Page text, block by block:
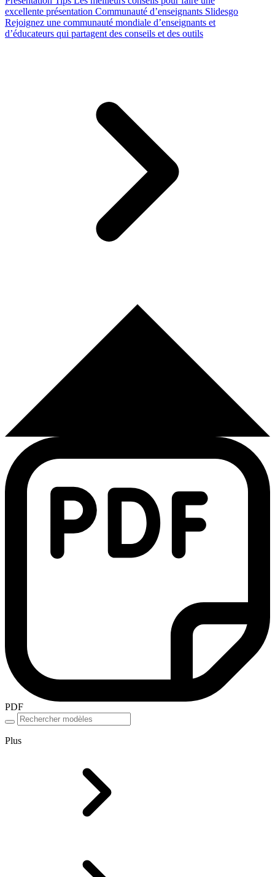
excellente présentation Communauté d’enseignants Slidesgo
Rejoignez une communauté mondiale d’enseignants et
d’éducateurs qui partagent des conseils et des outils
PDF
Plus